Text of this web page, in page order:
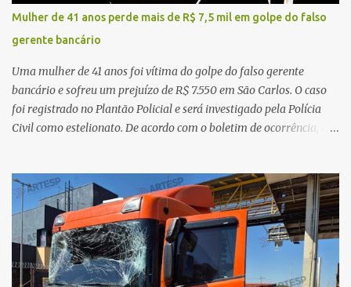
concessionária responsável pela rodovia foram acionadas e
realizaram a sinalização da via, além de prestarem socorro à
vítima. No entanto, o óbito foi constatado ainda no local do
acidente. A Polícia Militar Rodoviária compareceu para o registro
da ocorrência...
Mulher de 41 anos perde mais de R$ 7,5 mil em golpe do falso
gerente bancário
Uma mulher de 41 anos foi vítima do golpe do falso gerente
bancário e sofreu um prejuízo de R$ 7.550 em São Carlos. O caso
foi registrado no Plantão Policial e será investigado pela Polícia
Civil como estelionato. De acordo com o boletim de ocorrência, a
suspeito alegou que seria necessário atualizar o cadastro da conta
e passou a orientar a vítima sobre os procedimentos que deveriam
ser realizados. Dias depois, o golpista enviou um documento em
PDF simulando uma comunicação oficial da instituição financeira.
Na sequência, entrou em contato por telefone e encaminhou um
link, orientando a vítima a acessá-lo pelo computador para